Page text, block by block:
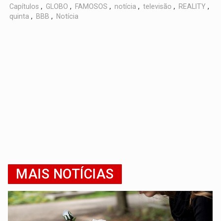
Capítulos , GLOBO , FAMOSOS , notícia , televisão , REALITY ,
quinta , BBB , Notícia
MAIS NOTÍCIAS